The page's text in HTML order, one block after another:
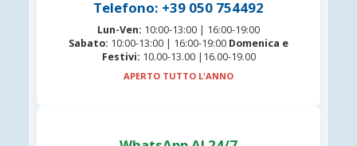
Telefono: +39 050 754492
Lun-Ven: 10:00-13:00 | 16:00-19:00
Sabato: 10:00-13:00 | 16:00-19:00 Domenica e
Festivi: 10.00-13.00 |16.00-19.00
APERTO TUTTO L'ANNO